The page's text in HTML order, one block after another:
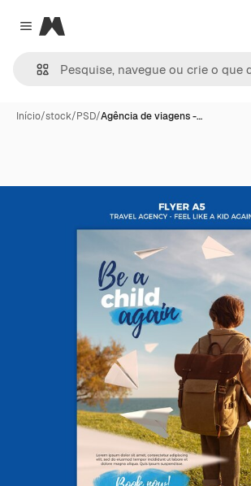
Close menu
Magnific
Início/stock/PSD/Agência de viagens -…